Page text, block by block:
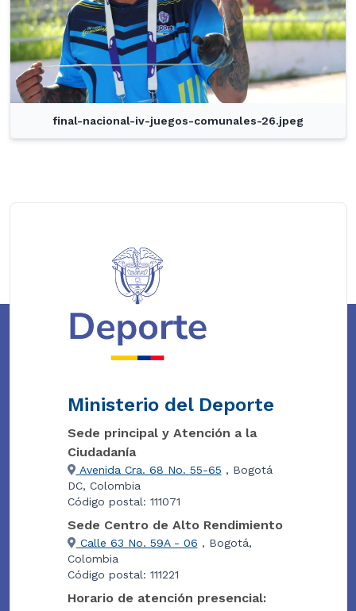
final-nacional-iv-juegos-comunales-26.jpeg
Ministerio del Deporte
Sede principal y Atención a la
Ciudadanía
Avenida Cra. 68 No. 55-65 , Bogotá
DC, Colombia
Código postal: 111071
Sede Centro de Alto Rendimiento
Calle 63 No. 59A - 06 , Bogotá,
Colombia
Código postal: 111221
Horario de atención presencial: